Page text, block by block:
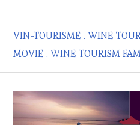
contenu
principal
VIN-TOURISME . WINE
MOVIE . WINE TOURISM